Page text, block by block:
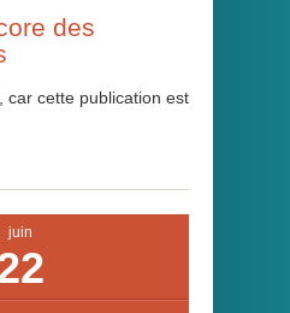
des
car cette publication est
juin